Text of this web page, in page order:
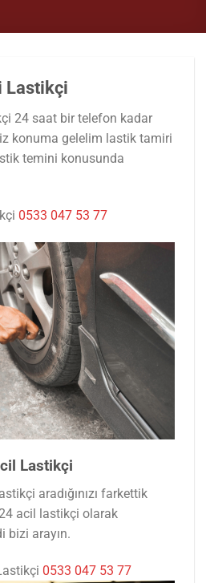
Lastikçi
24 saat bir telefon kadar
konuma gelelim lastik tamiri
temini konusunda
0533 047 53 77
Lastikçi
aradığınızı farkettik
acil lastikçi olarak
bizi arayın.
0533 047 53 77